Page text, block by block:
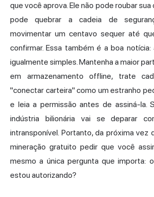
que você aprova. Ele não pode roubar sua
pode quebrar a cadeia de
movimentar um centavo sequer até
confirmar. Essa também é a boa
igualmente simples. Mantenha a maior
em armazenamento offline, trate
"conectar carteira" como um estranho
e leia a permissão antes de assiná-la.
indústria bilionária vai se deparar
intransponível. Portanto, da próxima vez
mineração gratuito pedir que você
mesmo a única pergunta que importa:
estou autorizando?